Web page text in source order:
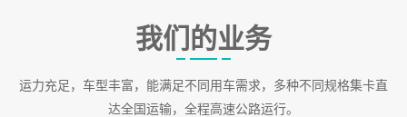
我们的业务
运力充足，车型丰富，能满足不同用车需求，多种不同规格集卡直
达全国运输，全程高速公路运行。